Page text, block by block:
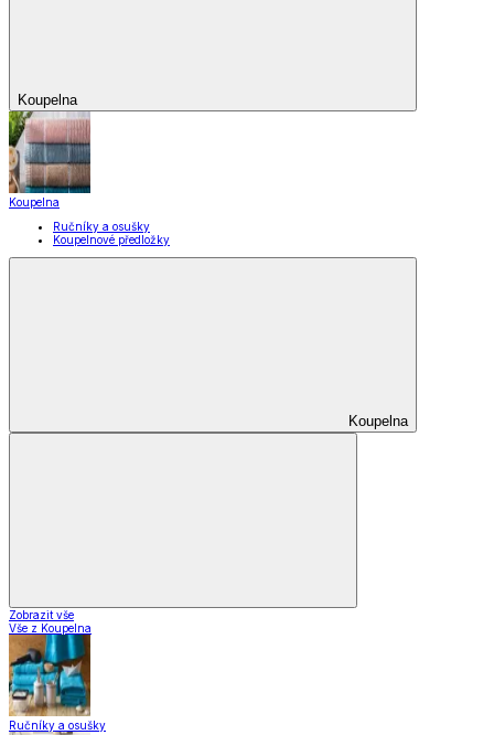
Koupelna
Koupelna
Ručníky a osušky
Koupelnové předložky
Koupelna
Zobrazit vše
Vše z Koupelna
Ručníky a osušky